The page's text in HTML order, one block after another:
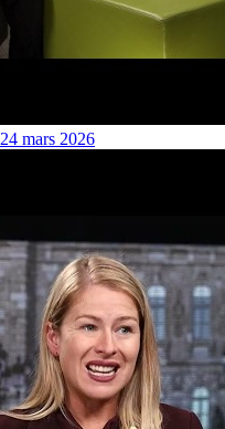
mars 2026